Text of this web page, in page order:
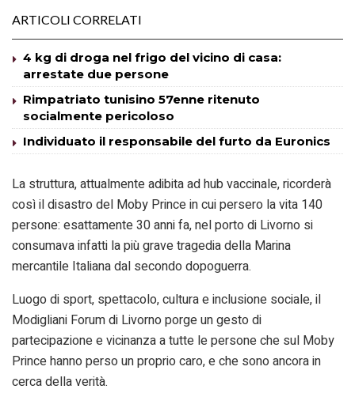
ARTICOLI CORRELATI
4 kg di droga nel frigo del vicino di casa:
arrestate due persone
Rimpatriato tunisino 57enne ritenuto
socialmente pericoloso
Individuato il responsabile del furto da Euronics
La struttura, attualmente adibita ad hub vaccinale, ricorderà
così il disastro del Moby Prince in cui persero la vita 140
persone: esattamente 30 anni fa, nel porto di Livorno si
consumava infatti la più grave tragedia della Marina
mercantile Italiana dal secondo dopoguerra.
Luogo di sport, spettacolo, cultura e inclusione sociale, il
Modigliani Forum di Livorno porge un gesto di
partecipazione e vicinanza a tutte le persone che sul Moby
Prince hanno perso un proprio caro, e che sono ancora in
cerca della verità.